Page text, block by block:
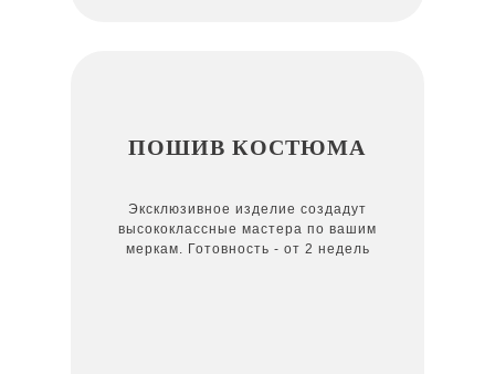
Эксклюзивное изделие создадут
высококлассные мастера по вашим
меркам. Готовность - от 2 недель
ПОШИВ КОСТЮМА